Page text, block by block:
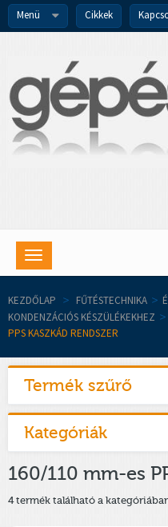
Menü Cikkek
Toggle
navigation
KEZDŐLAP > FŰTÉSTECHNIKA >
KONDENZÁCIÓS KÉSZÜLÉKEKHEZ >
PPS KASZKÁD RENDSZER
Termék szűrő
Kategóriák
160/110 mm-es
4 termék található a